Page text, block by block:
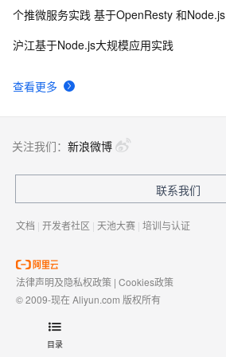
目录
查看更多
个推微服务实践 基于OpenResty 和Node.js
沪江基于Node.js大规模应用实践
关注我们： 新浪微博
联系我们
文档 | 开发者社区 | 天池大赛 | 培训与认证
法律声明及隐私权政策 | Cookies政策
© 2009-现在 Aliyun.com 版权所有
域名注册服务机构许可：